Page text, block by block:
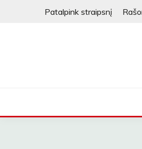
Patalpink straipsnį